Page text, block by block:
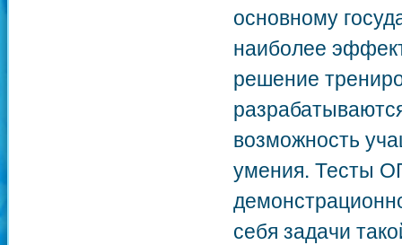
основному
наиболее
решение
возможность
умения. Тесты
себя задачи